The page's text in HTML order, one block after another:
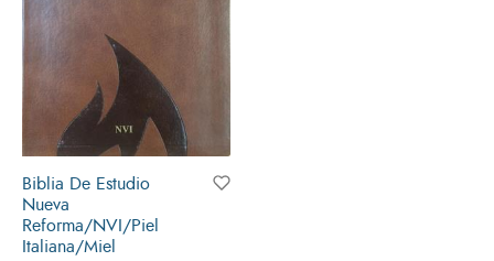
Biblia De Estudio
Nueva
Reforma/NVI/Piel
Italiana/Miel